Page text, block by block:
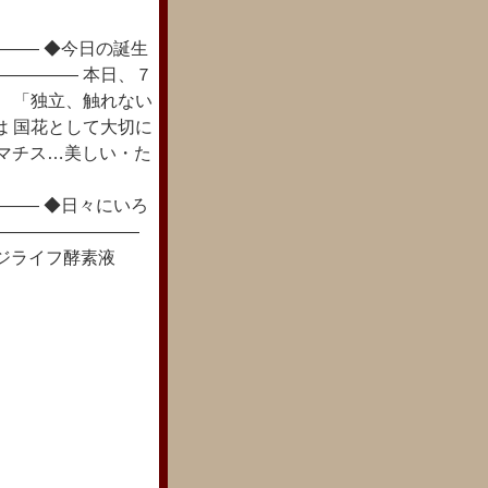
今日の誕生
本日、７
独立、触れない
国花として大切に
チス…美しい・た
日々にいろ
ライフ酵素液